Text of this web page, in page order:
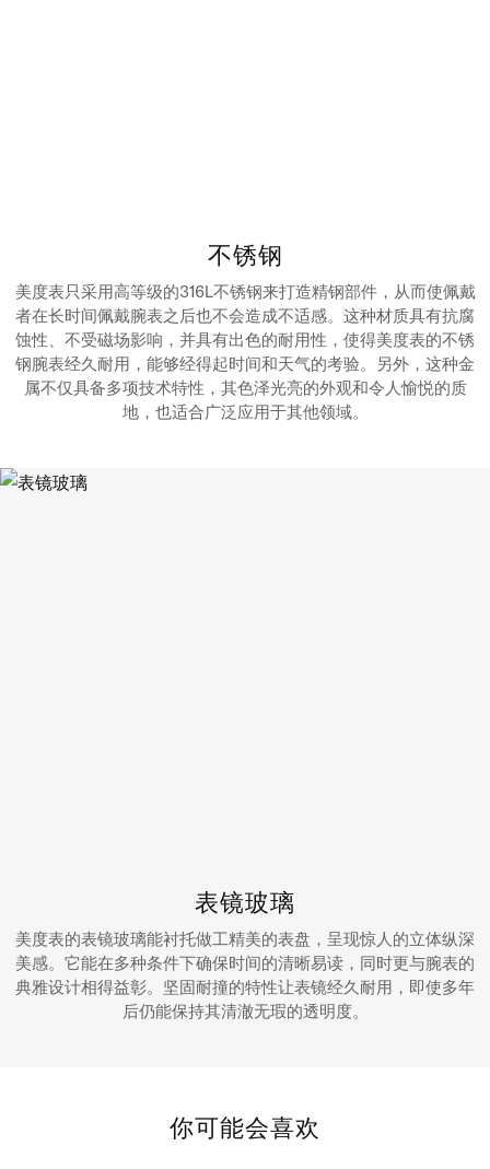
不锈钢
美度表只采用高等级的316L不锈钢来打造精钢部件，从而使佩戴
者在长时间佩戴腕表之后也不会造成不适感。这种材质具有抗腐
蚀性、不受磁场影响，并具有出色的耐用性，使得美度表的不锈
钢腕表经久耐用，能够经得起时间和天气的考验。另外，这种金
属不仅具备多项技术特性，其色泽光亮的外观和令人愉悦的质
地，也适合广泛应用于其他领域。
表镜玻璃
美度表的表镜玻璃能衬托做工精美的表盘，呈现惊人的立体纵深
美感。它能在多种条件下确保时间的清晰易读，同时更与腕表的
典雅设计相得益彰。坚固耐撞的特性让表镜经久耐用，即使多年
后仍能保持其清澈无瑕的透明度。
你可能会喜欢